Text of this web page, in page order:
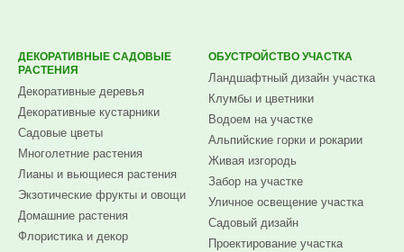
ДЕКОРАТИВНЫЕ САДОВЫЕ
РАСТЕНИЯ
Декоративные деревья
Декоративные кустарники
Садовые цветы
Многолетние растения
Лианы и вьющиеся растения
Экзотические фрукты и овощи
Домашние растения
Флористика и декор
ОБУСТРОЙСТВО УЧАСТКА
Ландшафтный дизайн участка
Клумбы и цветники
Водоем на участке
Альпийские горки и рокарии
Живая изгородь
Забор на участке
Уличное освещение участка
Садовый дизайн
Проектирование участка